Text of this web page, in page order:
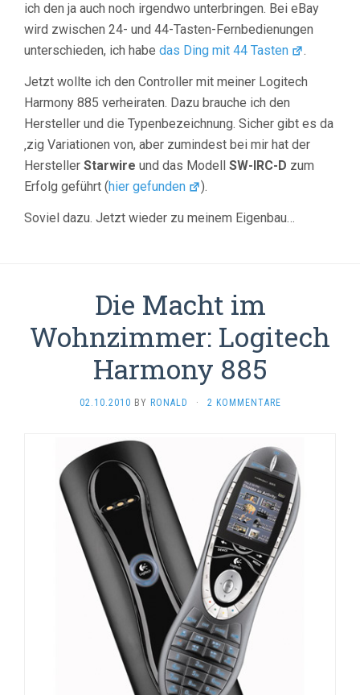
ich den ja auch noch irgendwo unterbringen. Bei eBay
wird zwischen 24- und 44-Tasten-Fernbedienungen
unterschieden, ich habe das Ding mit 44 Tasten .
Jetzt wollte ich den Controller mit meiner Logitech
Harmony 885 verheiraten. Dazu brauche ich den
Hersteller und die Typenbezeichnung. Sicher gibt es da
‚zig Variationen von, aber zumindest bei mir hat der
Hersteller Starwire und das Modell SW-IRC-D zum
Erfolg geführt (hier gefunden ).
Soviel dazu. Jetzt wieder zu meinem Eigenbau…
Die Macht im
Wohnzimmer: Logitech
Harmony 885
02.10.2010 BY RONALD · 2 KOMMENTARE